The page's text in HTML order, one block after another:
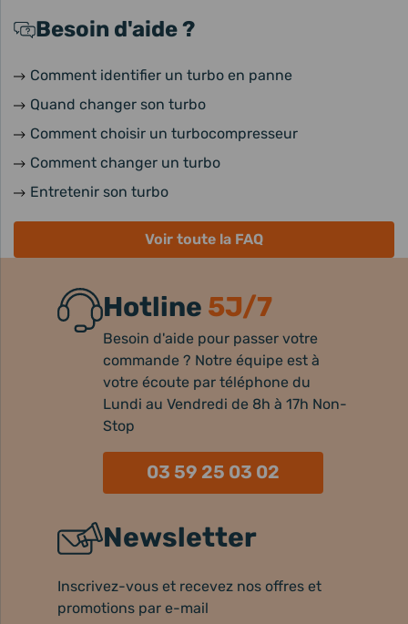
Besoin d'aide ?
Comment identifier un turbo en panne
Quand changer son turbo
Comment choisir un turbocompresseur
Comment changer un turbo
Entretenir son turbo
Voir toute la FAQ
Hotline 5J/7
Besoin d'aide pour passer votre
commande ? Notre équipe est à
votre écoute par téléphone du
Lundi au Vendredi de 8h à 17h Non-
Stop
03 59 25 03 02
Newsletter
Inscrivez-vous et recevez nos offres et
promotions par e-mail